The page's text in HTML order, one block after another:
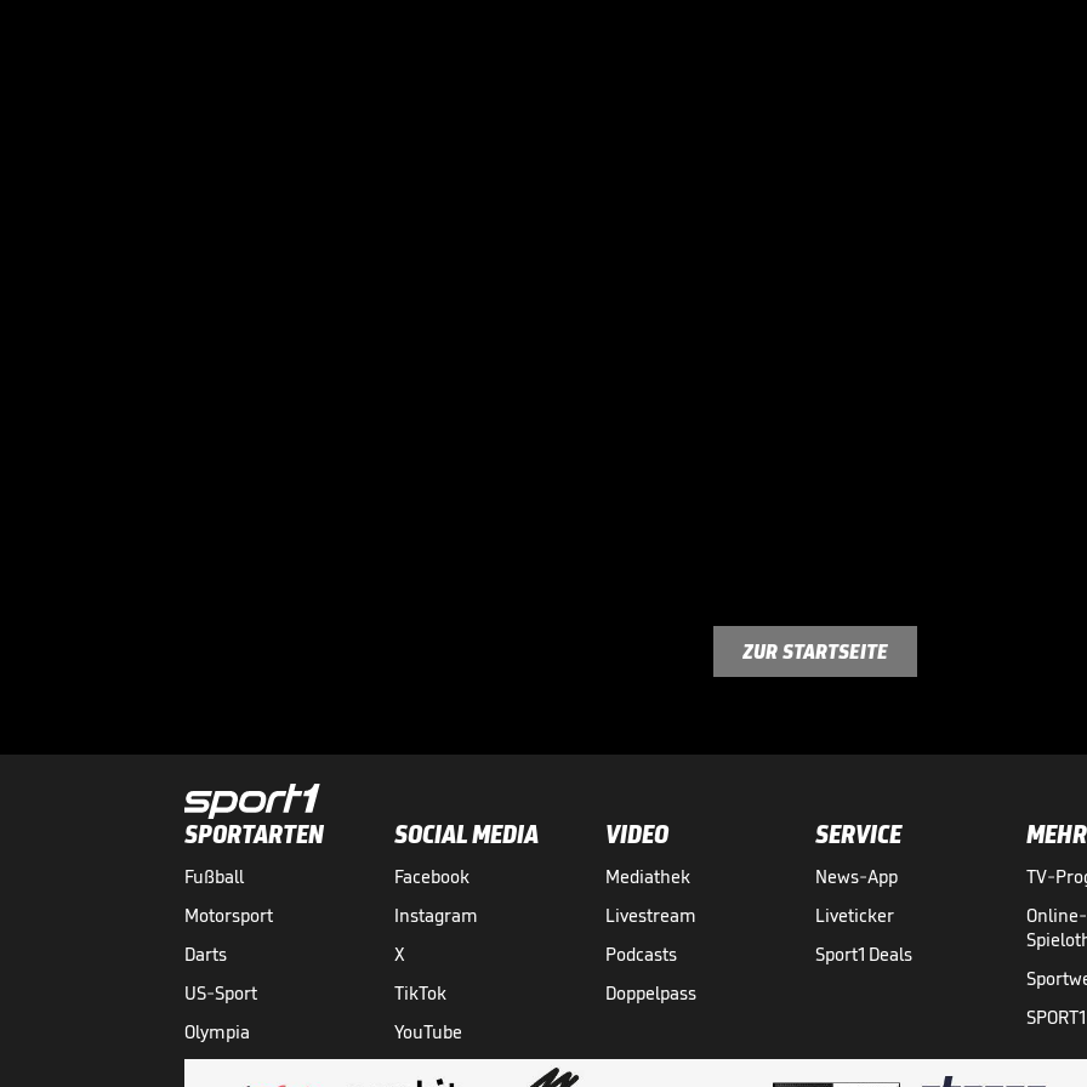
ZUR STARTSEITE
SPORTARTEN
Fußball
Motorsport
Darts
US-Sport
Olympia
SOCIAL MEDIA
Facebook
Instagram
X
TikTok
YouTube
VIDEO
Mediathek
Livestream
Podcasts
Doppelpass
SERVICE
News-App
Liveticker
Sport1 Deals
MEHR
TV-